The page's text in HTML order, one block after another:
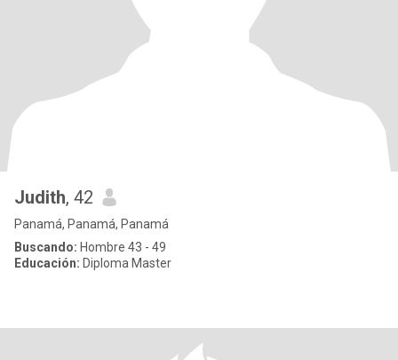
Judith, 42
Panamá, Panamá, Panamá
Buscando: Hombre 43 - 49
Educación: Diploma Master